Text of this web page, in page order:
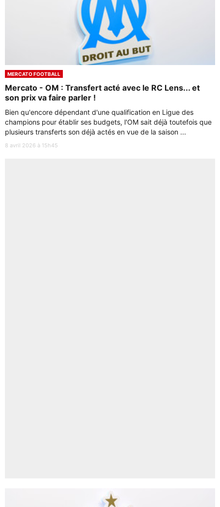
MERCATO FOOTBALL
Mercato - OM : Transfert acté avec le RC Lens... et
son prix va faire parler !
Bien qu'encore dépendant d'une qualification en Ligue des
champions pour établir ses budgets, l'OM sait déjà toutefois que
plusieurs transferts son déjà actés en vue de la saison ...
8 avril 2026 à 15h45